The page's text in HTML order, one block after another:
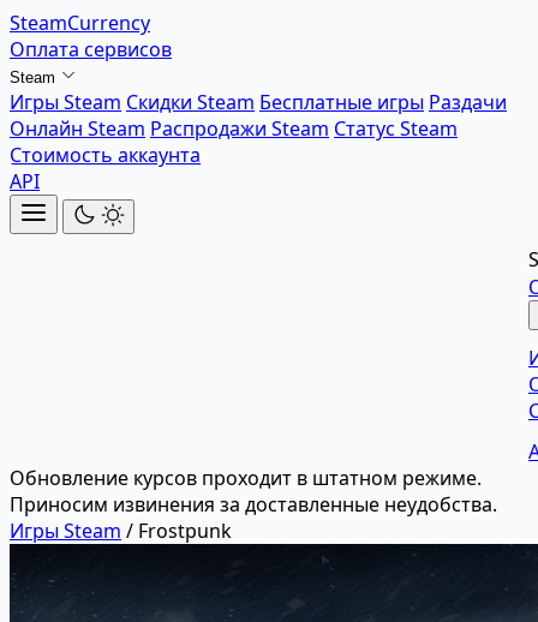
SteamCurrency
Оплата сервисов
Steam
Игры Steam Скидки Steam Бесплатные игры Раздачи
Онлайн Steam Распродажи Steam Статус Steam
Стоимость аккаунта
API
Обновление курсов проходит в штатном режиме.
Приносим извинения за доставленные неудобства.
Игры Steam / Frostpunk